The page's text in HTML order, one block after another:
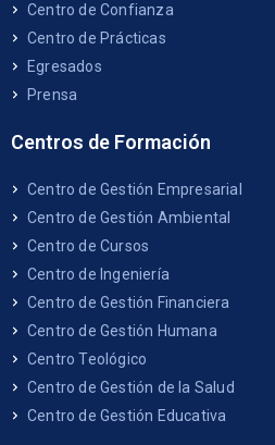
Centro de Confianza
Centro de Prácticas
Egresados
Prensa
Centros de Formación
Centro de Gestión Empresarial
Centro de Gestión Ambiental
Centro de Cursos
Centro de Ingeniería
Centro de Gestión Financiera
Centro de Gestión Humana
Centro Teológico
Centro de Gestión de la Salud
Centro de Gestión Educativa